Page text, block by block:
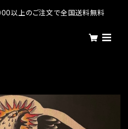
以上のご注文で全国送料無料